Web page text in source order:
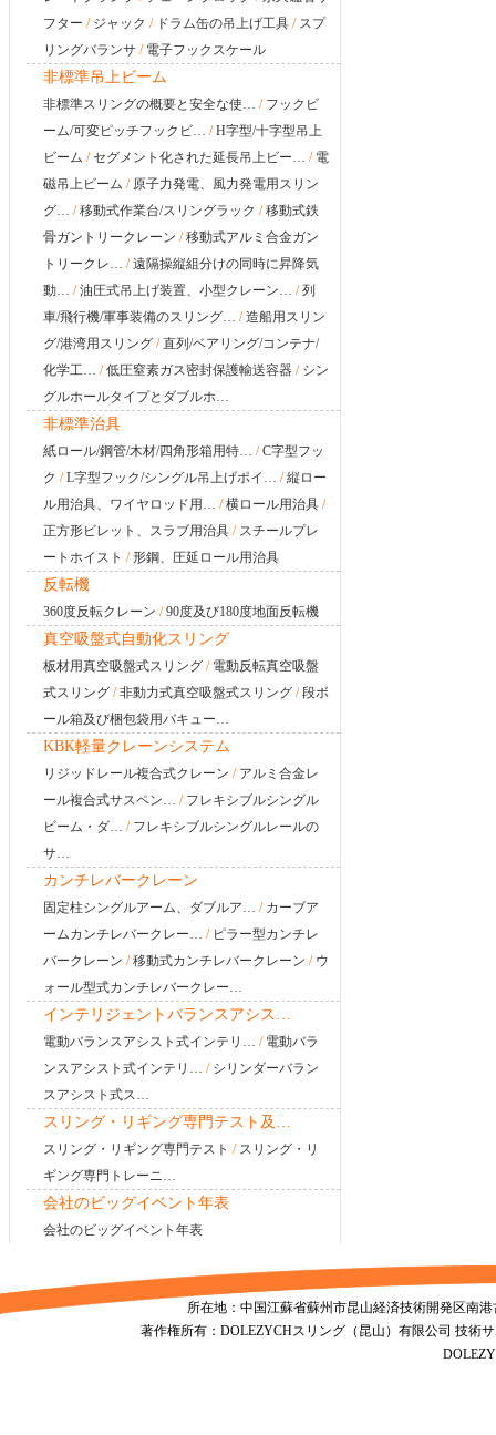
フター / ジャック / ドラム缶の吊上げ工具 / スプ
リングバランサ / 電子フックスケール
非標準吊上ビーム
非標準スリングの概要と安全な使… / フックビ
ーム/可変ピッチフックビ… /H字型/十字型吊上
ビーム /セグメント化された延長吊上ビー… / 電
磁吊上ビーム / 原子力発電、風力発電用スリン
グ… /移動式作業台/スリングラック /移動式鉄
骨ガントリークレーン /移動式アルミ合金ガン
トリークレ… /遠隔操縦組分けの同時に昇降気
動… /油圧式吊上げ装置、小型クレーン… /列
車/飛行機/軍事装備のスリング… /造船用スリン
グ/港湾用スリング /直列/ベアリング/コンテナ/
化学工… /低圧窒素ガス密封保護輸送容器 / シン
グルホールタイプとダブルホ…
非標準治具
紙ロール/鋼管/木材/四角形箱用特… /C字型フッ
ク /L字型フック/シングル吊上げポイ… /縦ロー
ル用治具、ワイヤロッド用… /横ロール用治具 /
正方形ビレット、スラブ用治具 / スチールプレ
ートホイスト /形鋼、圧延ロール用治具
反転機
360度反転クレーン /90度及び180度地面反転機
真空吸盤式自動化スリング
板材用真空吸盤式スリング / 電動反転真空吸盤
式スリング /非動力式真空吸盤式スリング /段ボ
ール箱及び梱包袋用バキュー…
KBK軽量クレーンシステム
リジッドレール複合式クレーン / アルミ合金レ
ール複合式サスペン… / フレキシブルシングル
ビーム・ダ… / フレキシブルシングルレールの
サ…
カンチレバークレーン
固定柱シングルアーム、ダブルア… / カーブア
ームカンチレバークレー… / ピラー型カンチレ
バークレーン /移動式カンチレバークレーン / ウ
ォール型式カンチレバークレー…
インテリジェントバランスアシス…
電動バランスアシスト式インテリ… / 電動バラ
ンスアシスト式インテリ… / シリンダーバラン
スアシスト式ス…
スリング・リギング専門テスト及…
スリング・リギング専門テスト / スリング・リ
ギング専門トレーニ…
会社のビッグイベント年表
会社のビッグイベント年表
所在地：中国江蘇省蘇州市昆山経済技術開発区南港
著作権所有：DOLEZYCHスリング（昆山）有限公司 技術